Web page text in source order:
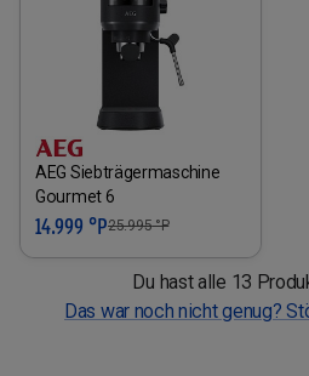
AEG Siebträgermaschine
Gourmet 6
14.999 °P25.995°P
Du hast alle 13
Das war noch nicht genug?